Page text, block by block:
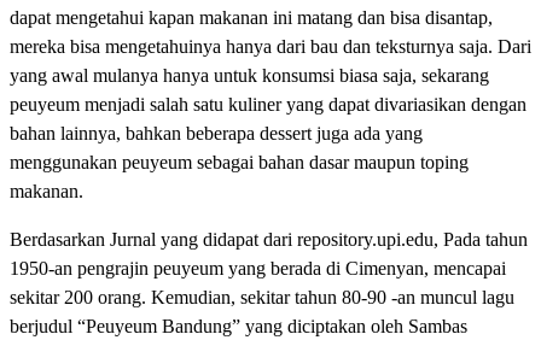
dapat mengetahui kapan makanan ini matang dan bisa disantap,
mereka bisa mengetahuinya hanya dari bau dan teksturnya saja. Dari
yang awal mulanya hanya untuk konsumsi biasa saja, sekarang
peuyeum menjadi salah satu kuliner yang dapat divariasikan dengan
bahan lainnya, bahkan beberapa dessert juga ada yang
menggunakan peuyeum sebagai bahan dasar maupun toping
makanan.
Berdasarkan Jurnal yang didapat dari repository.upi.edu, Pada tahun
1950-an pengrajin peuyeum yang berada di Cimenyan, mencapai
sekitar 200 orang. Kemudian, sekitar tahun 80-90 -an muncul lagu
berjudul “Peuyeum Bandung” yang diciptakan oleh Sambas